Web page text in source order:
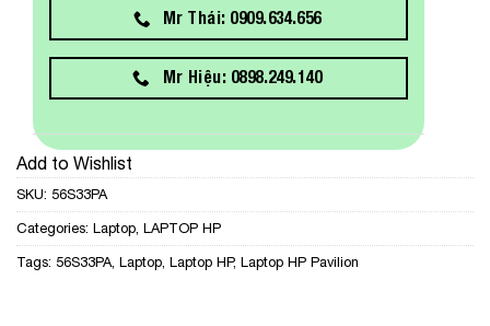
Mr Thái: 0909.634.656
Mr Hiệu: 0898.249.140
Add to Wishlist
SKU: 56S33PA
Categories: Laptop LAPTOP HP
Tags: 56S33PA Laptop Laptop HP, Laptop HP Pavilion